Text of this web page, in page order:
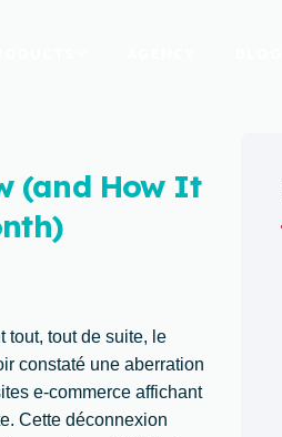
(and How It
tout, tout de suite, le
constaté une aberration
e-commerce affichant
Cette déconnexion